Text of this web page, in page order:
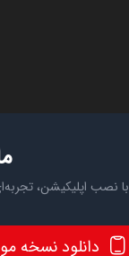
با نصب اپلیکیشن،
دانلود نسخه